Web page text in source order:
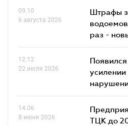
09.10
6 августа 2026
Штрафы
раз -
12.12
22 июля 2026
14.06
8 июня 2026
ТЦК до